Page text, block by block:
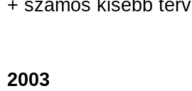
+ számos kisebb terv
2003